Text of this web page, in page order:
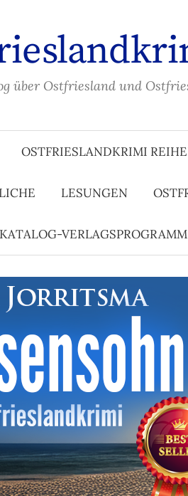
über Ostfriesland und
OSTFRIESLANDKRIMI
LESUNGEN
KATALOG-VERLAGSPROGRAMM